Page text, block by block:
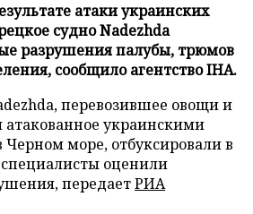
атаки украинских
судно Nadezhda
разрушения палубы, трюмов
сообщило агентство IHA.
перевозившее овощи и
украинскими
море, отбуксировали в
оценили
передаетРИА